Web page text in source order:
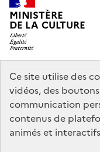
Ce site utilise des
vidéos, des
communication
contenus de
animés et
MINISTÈRE
DE LA CULTURE
legifrance.gouv.fr
service-public.gouv.fr